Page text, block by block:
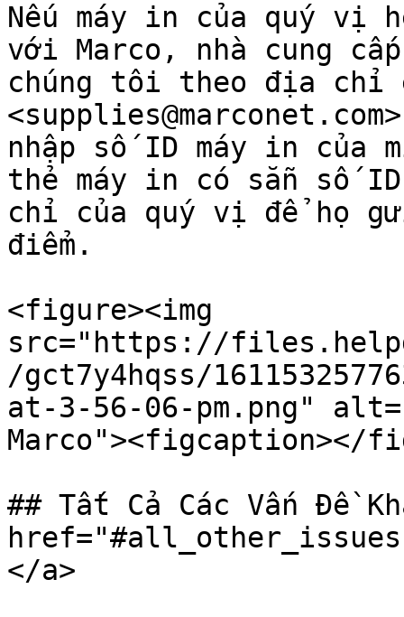
Nếu máy in của quý vị
với Marco, nhà cung
chúng tôi theo địa chỉ
nhập số ID máy in
thẻ máy in có sẵn số
chỉ của quý vị để họ
điểm.
<figure><img
src="https://
/gct7y4hqss/
at-3-56-06-pm.png"
Marco"><figcaption></
## Tất Cả Các Vấn Đề
</a>